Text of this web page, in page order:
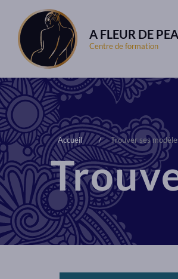
A FLEUR DE
Centre de formation
Accueil Trouver ses